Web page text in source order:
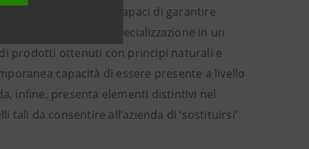
produttivi antichi, capaci di garantire
Novella ha una specializzazione in un
prodotti ottenuti con principi naturali e
capacità di essere presente a livello
infine, presenta elementi distintivi nel
da consentire all’azienda di ‘sostituirsi’